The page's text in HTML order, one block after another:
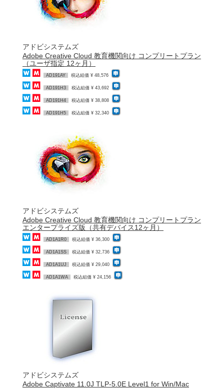
アドビシステムズ
Adobe Creative Cloud 教育機関向け コンプリートプラン
（ユーザ指定 12ヶ月）
AD191AY 税込組価 ¥ 48,576
AD191H3 税込組価 ¥ 43,692
AD191H4 税込組価 ¥ 38,808
AD191H5 税込組価 ¥ 32,340
アドビシステムズ
Adobe Creative Cloud 教育機関向け コンプリートプラン
エンタープライズ版（共有デバイス12ヶ月）
AD1A1R0 税込組価 ¥ 36,300
AD1A1SS 税込組価 ¥ 32,736
AD1A1UJ 税込組価 ¥ 29,040
AD1A1WA 税込組価 ¥ 24,156
アドビシステムズ
Adobe Captivate 11.0J TLP-5.0E Level1 for Win/Mac